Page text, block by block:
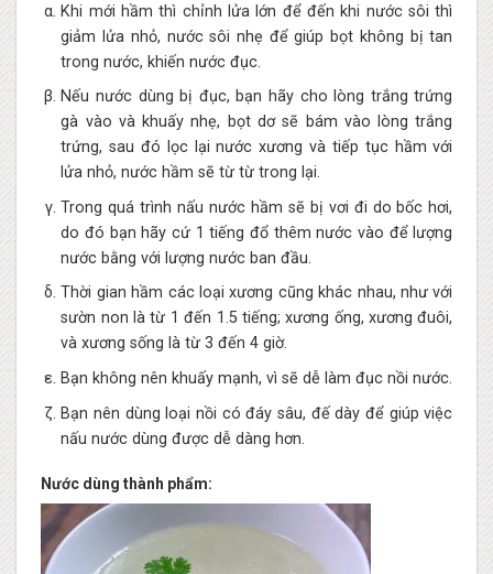
Khi mới hầm thì chỉnh lửa lớn để đến khi nước sôi thì
giảm lửa nhỏ, nước sôi nhẹ để giúp bọt không bị tan
trong nước, khiến nước đục.
Nếu nước dùng bị đục, bạn hãy cho lòng trắng trứng
gà vào và khuấy nhẹ, bọt dơ sẽ bám vào lòng trắng
trứng, sau đó lọc lại nước xương và tiếp tục hầm với
lửa nhỏ, nước hầm sẽ từ từ trong lại.
Trong quá trình nấu nước hầm sẽ bị vơi đi do bốc hơi,
do đó bạn hãy cứ 1 tiếng đổ thêm nước vào để lượng
nước bằng với lượng nước ban đầu.
Thời gian hầm các loại xương cũng khác nhau, như với
sườn non là từ 1 đến 1.5 tiếng; xương ống, xương đuôi,
và xương sống là từ 3 đến 4 giờ.
Bạn không nên khuấy mạnh, vì sẽ dễ làm đục nồi nước.
Bạn nên dùng loại nồi có đáy sâu, đế dày để giúp việc
nấu nước dùng được dễ dàng hơn.
Nước dùng thành phẩm: